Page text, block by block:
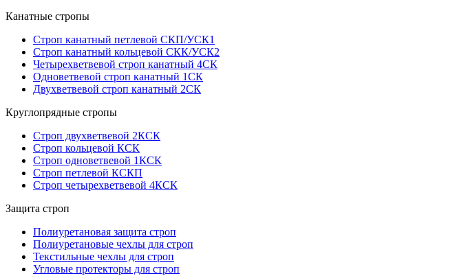
Канатные стропы
Строп канатный петлевой СКП/УСК1
Строп канатный кольцевой СКК/УСК2
Четырехветвевой строп канатный 4СК
Одноветвевой строп канатный 1СК
Двухветвевой строп канатный 2СК
Круглопрядные стропы
Строп двухветвевой 2КСК
Строп кольцевой КСК
Строп одноветвевой 1КСК
Строп петлевой КСКП
Строп четырехветвевой 4КСК
Защита строп
Полиуретановая защита строп
Полиуретановые чехлы для строп
Текстильные чехлы для строп
Угловые протекторы для строп